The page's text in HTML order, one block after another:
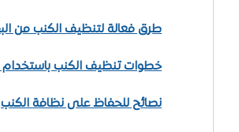
طرق فعالة لتنظيف الكنب من
خطوات تنظيف الكنب باستخدام
نصائح للحفاظ على نظافة الكنب